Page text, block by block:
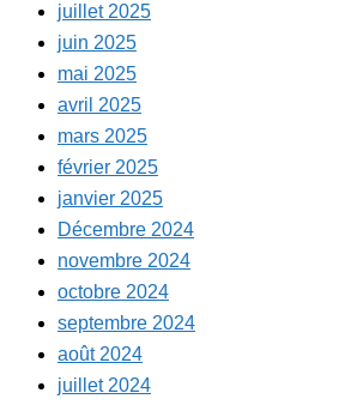
juillet 2025
juin 2025
mai 2025
avril 2025
mars 2025
février 2025
janvier 2025
Décembre 2024
novembre 2024
octobre 2024
septembre 2024
août 2024
juillet 2024